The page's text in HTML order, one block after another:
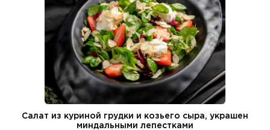
Салат из куриной грудки и козьего сыра, украшен
миндальными лепестками